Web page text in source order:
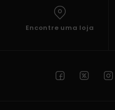
Encontre uma loja